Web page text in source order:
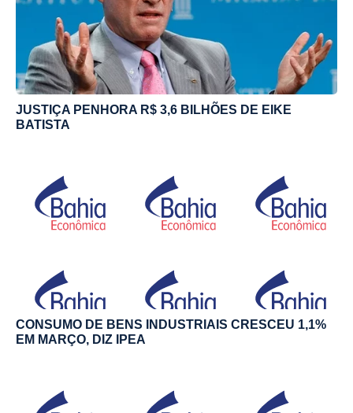
JUSTIÇA PENHORA R$ 3,6 BILHÕES DE EIKE
BATISTA
CONSUMO DE BENS INDUSTRIAIS CRESCEU 1,1%
EM MARÇO, DIZ IPEA